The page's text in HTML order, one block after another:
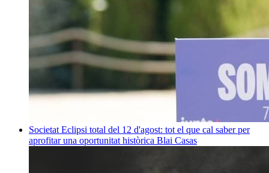
Societat Eclipsi total del 12 d'agost: tot el que cal saber per
aprofitar una oportunitat històrica Blai Casas